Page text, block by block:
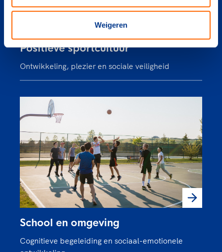
Weigeren
Positieve sportcultuur
Ontwikkeling, plezier en sociale veiligheid
School en omgeving
Cognitieve begeleiding en sociaal-emotionele